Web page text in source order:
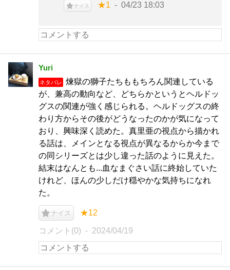
ナイス ★1 04/23 18:03
Yuri
ネタバレ
煉獄の獅子たちももちろん関連している
が、兼高の動向など、どちらかというとヘルドッ
グスの関連が強く感じられる。ヘルドッグスの終
わり方からその後がどうなったのかが気になって
おり、興味深く読めた。真里亜の視点から描かれ
る話は、メインとなる視点が異なるからか今まで
の同シリーズとは少し違った話のように見えた。
結末はなんとも...血なまぐさい話に終始していた
けれど、ほんの少しだけ穏やかな気持ちになれ
た。
ナイス ★12
コメント(0) 2024/04/19